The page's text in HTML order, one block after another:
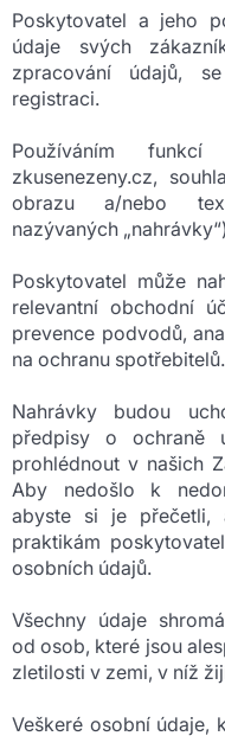
Poskytovatel a jeho
údaje svých
zpracování údajů,
registraci.
Používáním
zkusenezeny.cz,
obrazu a/nebo
nazývaných
Poskytovatel může
relevantní obchodní
prevence podvodů,
na ochranu spotřebitelů.
Nahrávky budou
předpisy o ochraně
prohlédnout v našich
Aby nedošlo k
abyste si je přečetli,
praktikám
osobních údajů.
Všechny údaje
od osob, které jsou
zletilosti v zemi, v níž
Veškeré osobní údaje,